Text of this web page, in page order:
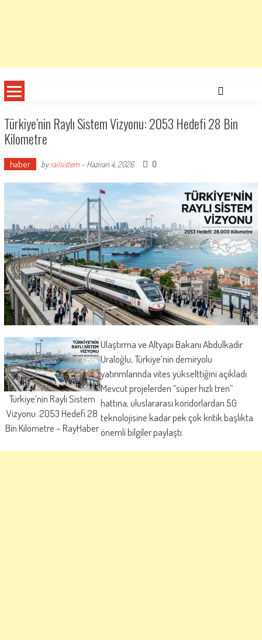
Türkiye’nin Raylı Sistem Vizyonu: 2053 Hedefi 28 Bin
Kilometre
haber byrailsistem- Haziran 4, 2026 0
Türkiye’nin Raylı Sistem
Vizyonu: 2053 Hedefi 28
Bin Kilometre – RayHaber
Ulaştırma ve Altyapı Bakanı Abdulkadir
Uraloğlu, Türkiye’nin demiryolu
yatırımlarında vites yükselttiğini açıkladı.
Mevcut projelerden “süper hızlı tren”
hattına, uluslararası koridorlardan 5G
teknolojisine kadar pek çok kritik başlıkta
önemli bilgiler paylaştı.